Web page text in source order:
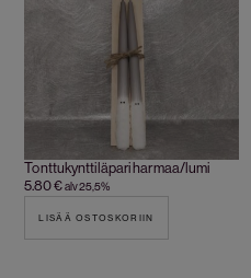
Tonttukynttiläpari harmaa/lumi
5.80€alv 25,5%
LISÄÄ OSTOSKORIIN